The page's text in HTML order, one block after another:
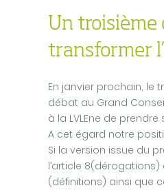
Un troisième
transformer
En janvier prochain, le
débat au Grand
à la LVLEne de
A cet égard notre
Si la version issue du
l’article 8(dérogations)
(définitions) ainsi que